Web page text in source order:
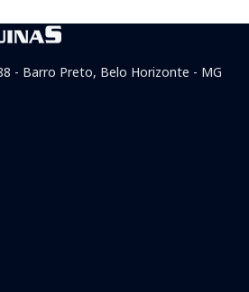
- Barro Preto, Belo Horizonte - MG